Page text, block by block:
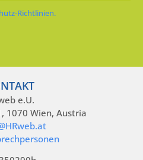
Richtlinien.
e.U.
1070 Wien, Austria